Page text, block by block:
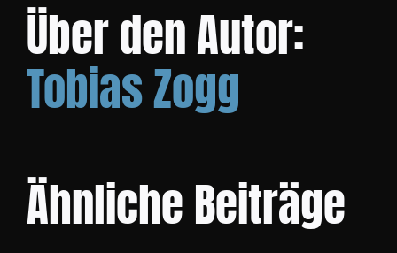
Über den Autor:
Tobias Zogg
Ähnliche Beiträge